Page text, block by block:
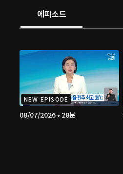
에피소드
NEW EPISODE
08/07/2026 • 28분